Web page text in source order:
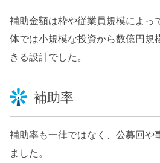
補助金額は枠や従業員規模によっ
体では小規模な投資から数億円規
きる設計でした。
補助率
補助率も一律ではなく、公募回や
ました。